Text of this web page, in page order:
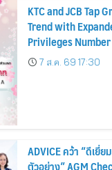
KTC and JCB Tap
Trend with
Privileges Number
Cardmembers
Cosmetics Rises
7 ส.ค. 69 17:30
ADVICE คว้า “ดีเยี่ย
ตัวอย่าง” AGM